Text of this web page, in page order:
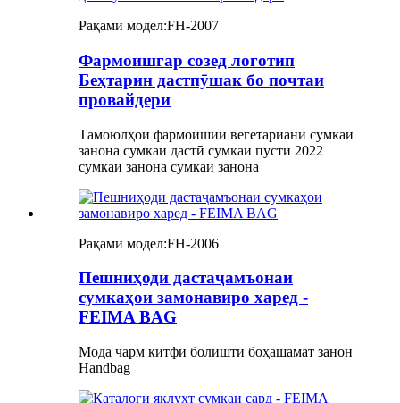
Рақами модел:FH-2007
Фармоишгар созед логотип
Беҳтарин дастпӯшак бо почтаи
провайдери
Тамоюлҳои фармоишии вегетарианӣ сумкаи
занона сумкаи дастӣ сумкаи пӯсти 2022
сумкаи занона сумкаи занона
Рақами модел:FH-2006
Пешниҳоди дастаҷамъонаи
сумкаҳои замонавиро харед -
FEIMA BAG
Мода чарм китфи болишти боҳашамат занон
Handbag